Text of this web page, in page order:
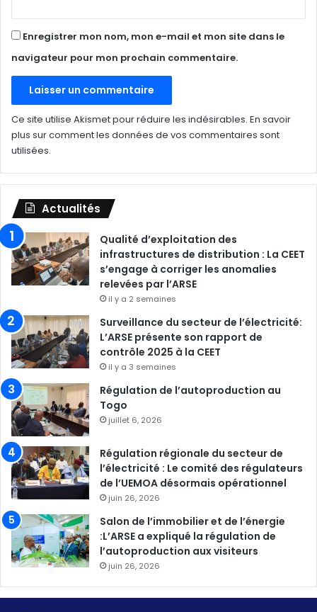
Enregistrer mon nom, mon e-mail et mon site dans le
navigateur pour mon prochain commentaire.
Ce site utilise Akismet pour réduire les indésirables. En savoir
plus sur comment les données de vos commentaires sont
utilisées.
Actualités
Qualité d’exploitation des
infrastructures de distribution : La CEET
s’engage à corriger les anomalies
relevées par l’ARSE
il y a 2 semaines
Surveillance du secteur de l’électricité:
L’ARSE présente son rapport de
contrôle 2025 à la CEET
il y a 3 semaines
Régulation de l’autoproduction au
Togo
juillet 6, 2026
Régulation régionale du secteur de
l’électricité : Le comité des régulateurs
de l’UEMOA désormais opérationnel
juin 26, 2026
Salon de l’immobilier et de l’énergie
:L’ARSE a expliqué la régulation de
l’autoproduction aux visiteurs
juin 26, 2026